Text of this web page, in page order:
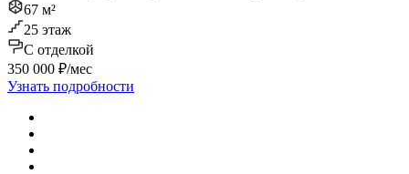
67 м²
25 этаж
C отделкой
350 000 ₽/мес
Узнать подробности